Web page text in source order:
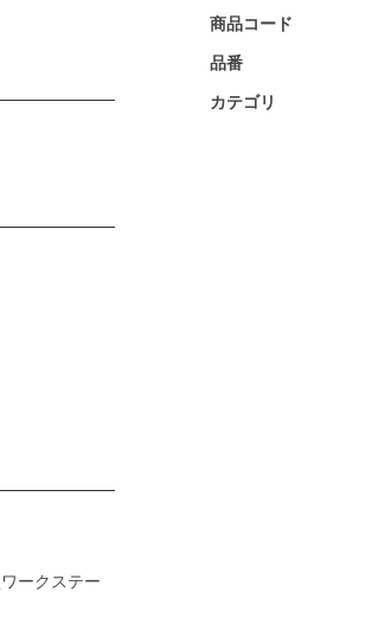
ークステー
商品コード
品番
カテゴリ